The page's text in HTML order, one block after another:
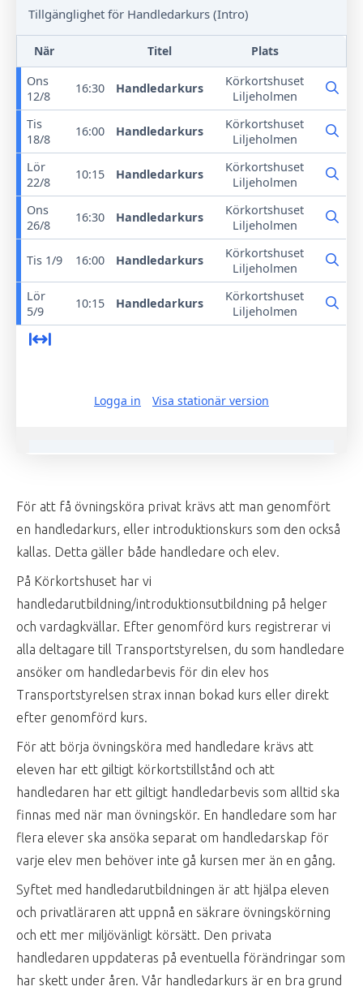
För att få övningsköra privat krävs att man genomfört
en handledarkurs, eller introduktionskurs som den också
kallas. Detta gäller både handledare och elev.
På Körkortshuset har vi
handledarutbildning/introduktionsutbildning på helger
och vardagkvällar. Efter genomförd kurs registrerar vi
alla deltagare till Transportstyrelsen, du som handledare
ansöker om handledarbevis för din elev hos
Transportstyrelsen strax innan bokad kurs eller direkt
efter genomförd kurs.
För att börja övningsköra med handledare krävs att
eleven har ett giltigt körkortstillstånd och att
handledaren har ett giltigt handledarbevis som alltid ska
finnas med när man övningskör. En handledare som har
flera elever ska ansöka separat om handledarskap för
varje elev men behöver inte gå kursen mer än en gång.
Syftet med handledarutbildningen är att hjälpa eleven
och privatläraren att uppnå en säkrare övningskörning
och ett mer miljövänligt körsätt. Den privata
handledaren uppdateras på eventuella förändringar som
har skett under åren. Vår handledarkurs är en bra grund